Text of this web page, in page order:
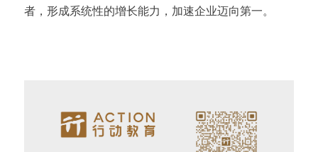
者，形成系统性的增长能力，加速企业迈向第一。